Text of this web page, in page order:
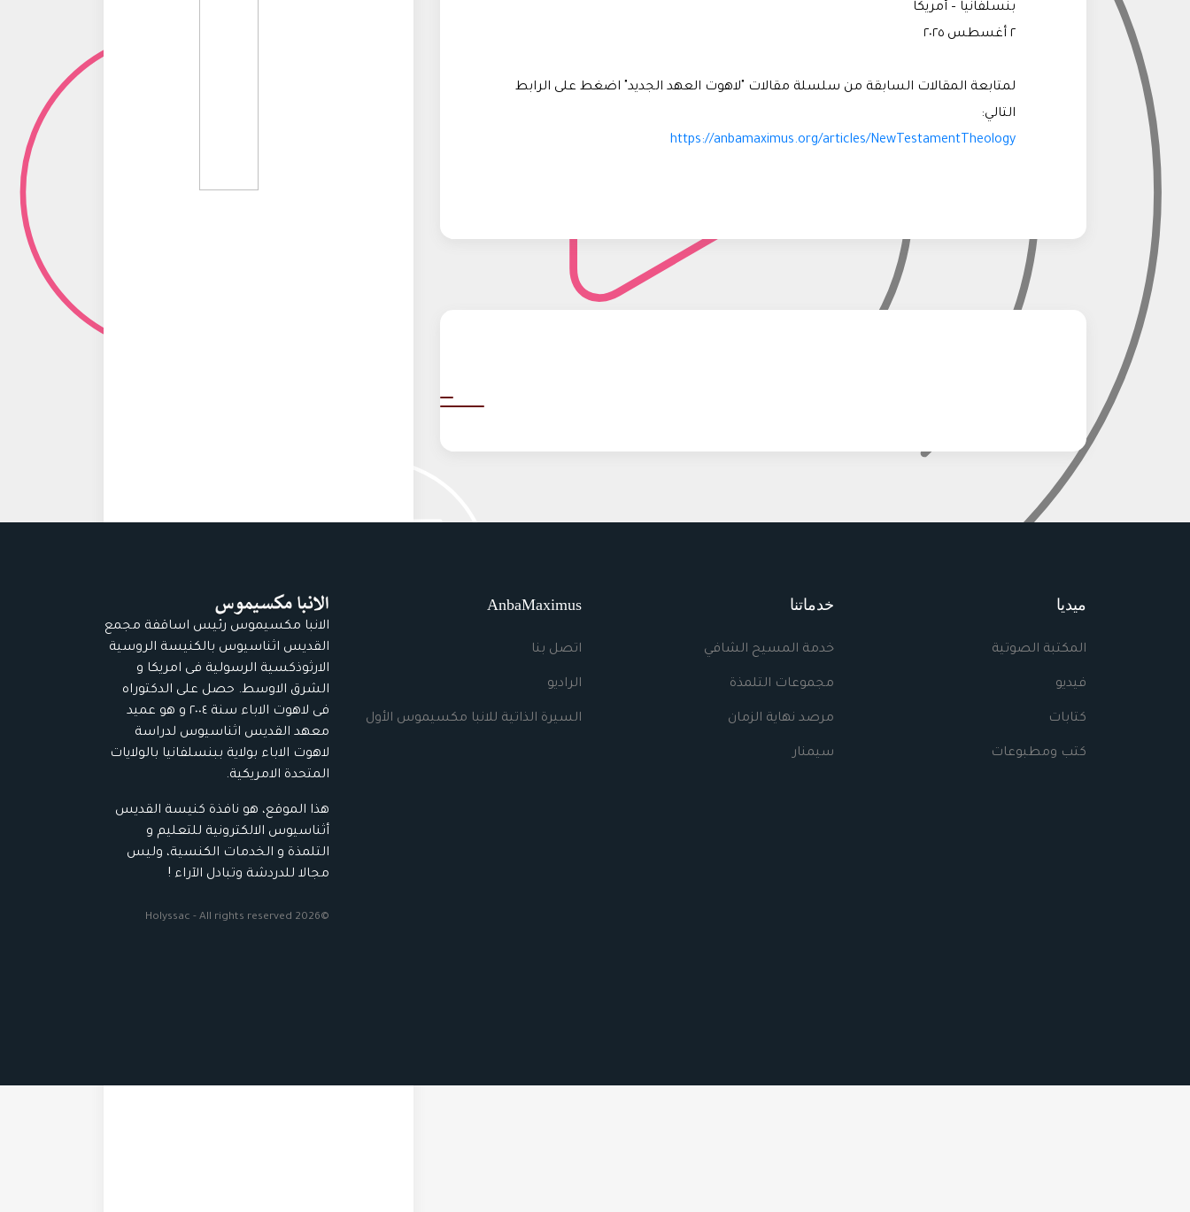
بنسلفانيا – أمريكا
٢ أغسطس ٢٠٢٥
لمتابعة المقالات السابقة من سلسلة مقالات "لاهوت العهد الجديد" اضغط على الرابط
التالي:
https://anbamaximus.org/articles/NewTestamentTheology
ميديا
المكتبة الصوتية
فيديو
كتابات
كتب ومطبوعات
خدماتنا
خدمة المسيح الشافي
مجموعات التلمذة
مرصد نهاية الزمان
سيمنار
AnbaMaximus
اتصل بنا
الراديو
السيرة الذاتية للانبا مكسيموس الأول
الانبا مكسيموس رئيس اساقفة مجمع
القديس اثناسيوس بالكنيسة الروسية
الارثوذكسية الرسولية فى امريكا و
الشرق الاوسط. حصل على الدكتوراه
فى لاهوت الاباء سنة ٢٠٠٤ و هو عميد
معهد القديس اثناسيوس لدراسة
لاهوت الاباء بولاية ببنسلفانيا بالولايات
المتحدة الامريكية.
هذا الموقع، هو نافذة كنيسة القديس
أثناسيوس الالكترونية للتعليم و
التلمذة و الخدمات الكنسية، وليس
مجالا للدردشة وتبادل الآراء !
©2026 Holyssac - All rights reserved